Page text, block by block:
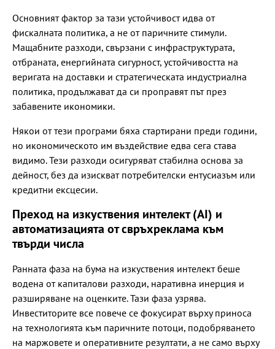
Основният фактор за тази устойчивост идва от
фискалната политика, а не от паричните стимули.
Мащабните разходи, свързани с инфраструктурата,
отбраната, енергийната сигурност, устойчивостта на
веригата на доставки и стратегическата индустриална
политика, продължават да си проправят път през
забавените икономики.
Някои от тези програми бяха стартирани преди години,
но икономическото им въздействие едва сега става
видимо. Тези разходи осигуряват стабилна основа за
дейност, без да изискват потребителски ентусиазъм или
кредитни ексцесии.
Преход на изкуствения интелект (AI) и
автоматизацията от свръхреклама към
твърди числа
Ранната фаза на бума на изкуствения интелект беше
водена от капиталови разходи, наративна инерция и
разширяване на оценките. Тази фаза узрява.
Инвеститорите все повече се фокусират върху приноса
на технологията към паричните потоци, подобряването
на маржовете и оперативните резултати, а не само върху